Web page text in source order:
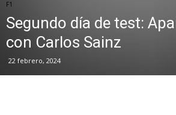
F1
Segundo día de test:
con Carlos Sainz
22 febrero, 2024